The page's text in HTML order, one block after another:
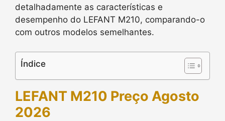
detalhadamente as características e
desempenho do LEFANT M210, comparando-o
com outros modelos semelhantes.
Índice
LEFANT M210 Preço Agosto
2026